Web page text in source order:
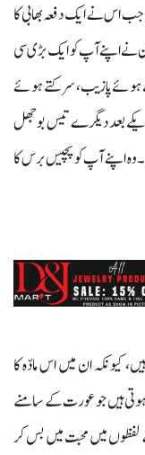
جب اس نے ایک دفعہ بھابی کا
نے اپنے آپ کو ایک بڑی سی
ہوئے پازیب، سرکتے ہوئے
یکے بعد دیگرے تیس بوجھل
اپنے آپ کو پچیس برس کا
کیونکہ ان میں اس مادّہ کا
ہیں جو عورت کے سامنے
میں محبت میں بس کر